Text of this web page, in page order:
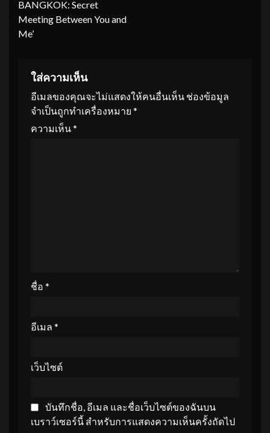
BANGKOK: Secret
Meeting Between You and
Me’
ใส่ความเห็น
อีเมลของคุณจะไม่แสดงให้คนอื่นเห็น ช่องข้อมูล
จำเป็นถูกทำเครื่องหมาย *
ความเห็น*
ชื่อ *
อีเมล *
เว็บไซต์
บันทึกชื่อ, อีเมล และชื่อเว็บไซต์ของฉันบน
เบราว์เซอร์นี้ สำหรับการแสดงความเห็นครั้งถัดไป